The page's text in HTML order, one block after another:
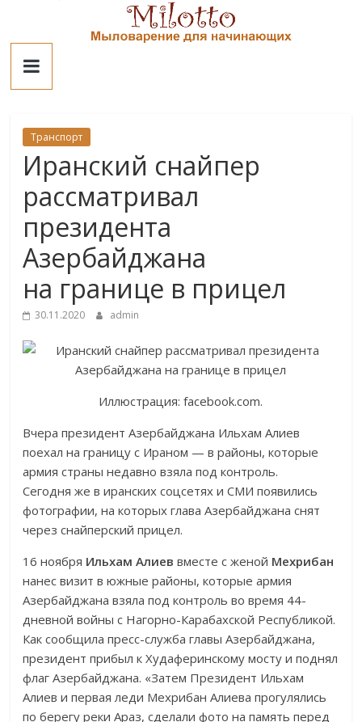
contentМилотто
Транспорт
Иранский снайпер
рассматривал
президента
Азербайджана
на границе в прицел
30.11.2020 admin
Иллюстрация: facebook.com.
Вчера президент Азербайджана Ильхам Алиев
поехал на границу с Ираном — в районы, которые
армия страны недавно взяла под контроль.
Сегодня же в иранских соцсетях и СМИ появились
фотографии, на которых глава Азербайджана снят
через снайперский прицел.
16 ноября Ильхам Алиев вместе с женой Мехрибан
нанес визит в южные районы, которые армия
Азербайджана взяла под контроль во время 44-
дневной войны с Нагорно-Карабахской Республикой.
Как сообщила пресс-служба главы Азербайджана,
президент прибыл к Худаферинскому мосту и поднял
флаг Азербайджана. «Затем Президент Ильхам
Алиев и первая леди Мехрибан Алиева прогулялись
по берегу реки Араз, сделали фото на память перед